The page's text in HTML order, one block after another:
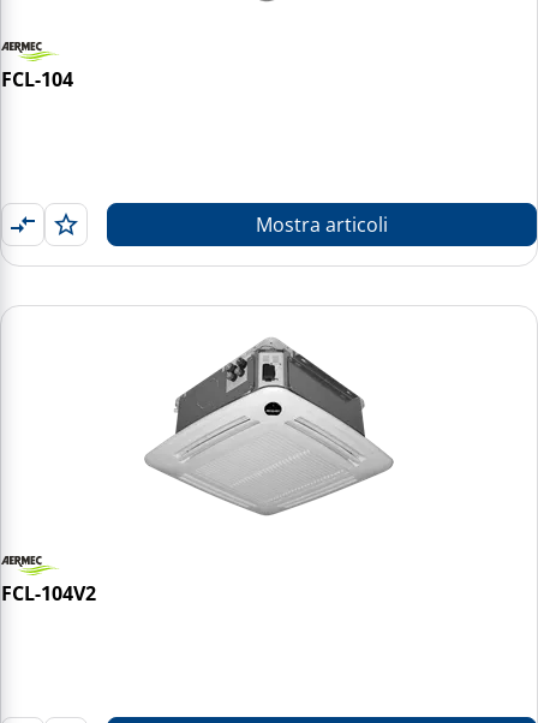
FCL-104
Mostra articoli
FCL-104V2